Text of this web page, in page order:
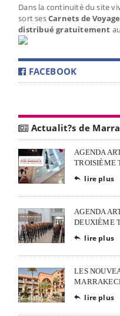
Dans la continuité du site
sort sesCarnets de
distribué gratuitement
FACEBOOK
Actualit?s de
AGENDA
TROISIÈME
 lire plus
AGENDA
DEUXIÈME
 lire plus
LES
 lire plus